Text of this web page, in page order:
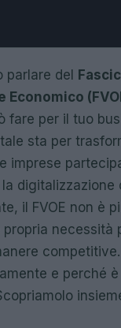
parlare del
Economico
fare per il tuo
sta per
imprese
la
il FVOE non è
necessità
e perché